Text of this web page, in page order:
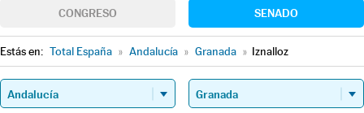
CONGRESO SENADO
Estás en: Total España » Andalucía » Granada » Iznalloz